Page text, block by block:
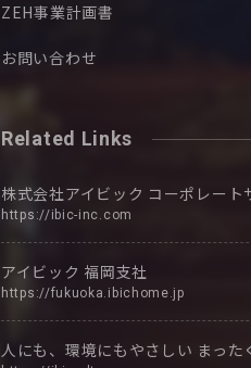
ZEH事業計画書
お問い合わせ
Related Links
株式会社アイビック コーポレート
https://ibic-inc.com
アイビック 福岡支社
https://fukuoka.ibichome.jp
人にも、環境にもやさしい まった